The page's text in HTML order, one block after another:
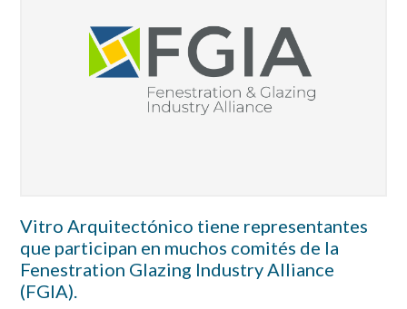
Vitro Arquitectónico tiene representantes
que participan en muchos comités de la
Fenestration Glazing Industry Alliance
(FGIA).